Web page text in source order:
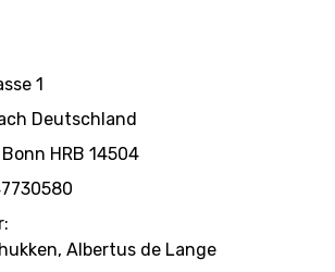
1
Deutschland
HRB 14504
Albertus de Lange